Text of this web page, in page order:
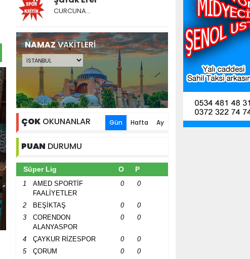
CURCUNA…
NAMAZVAKİTLERİ
ÇOK OKUNANLAR Gün Hafta Ay
PUAN DURUMU
Süper Lig O P
1
AMED SPORTİF
FAALİYETLER
0 0
2 BEŞİKTAŞ 0
0
3
CORENDON
ALANYASPOR
0 0
4 ÇAYKUR RİZESPOR 0
0
5
ÇORUM 0
0